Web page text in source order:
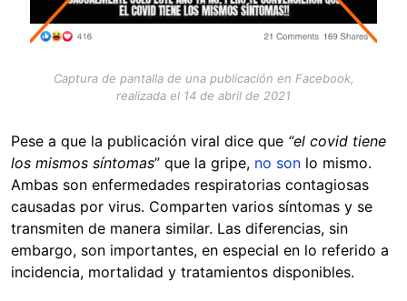
Captura de pantalla de una publicación en Facebook,
realizada el 14 de abril de 2021
Pese a que la publicación viral dice que “el covid tiene
los mismos síntomas” que la gripe, no son lo mismo.
Ambas son enfermedades respiratorias contagiosas
causadas por virus. Comparten varios síntomas y se
transmiten de manera similar. Las diferencias, sin
embargo, son importantes, en especial en lo referido a
incidencia, mortalidad y tratamientos disponibles.